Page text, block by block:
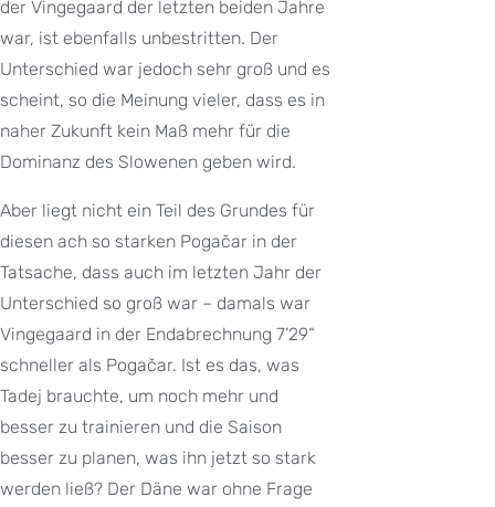
der Vingegaard der letzten beiden Jahre
war, ist ebenfalls unbestritten. Der
Unterschied war jedoch sehr groß und es
scheint, so die Meinung vieler, dass es in
naher Zukunft kein Maß mehr für die
Dominanz des Slowenen geben wird.
Aber liegt nicht ein Teil des Grundes für
diesen ach so starken Pogačar in der
Tatsache, dass auch im letzten Jahr der
Unterschied so groß war – damals war
Vingegaard in der Endabrechnung 7’29“
schneller als Pogačar. Ist es das, was
Tadej brauchte, um noch mehr und
besser zu trainieren und die Saison
besser zu planen, was ihn jetzt so stark
werden ließ? Der Däne war ohne Frage